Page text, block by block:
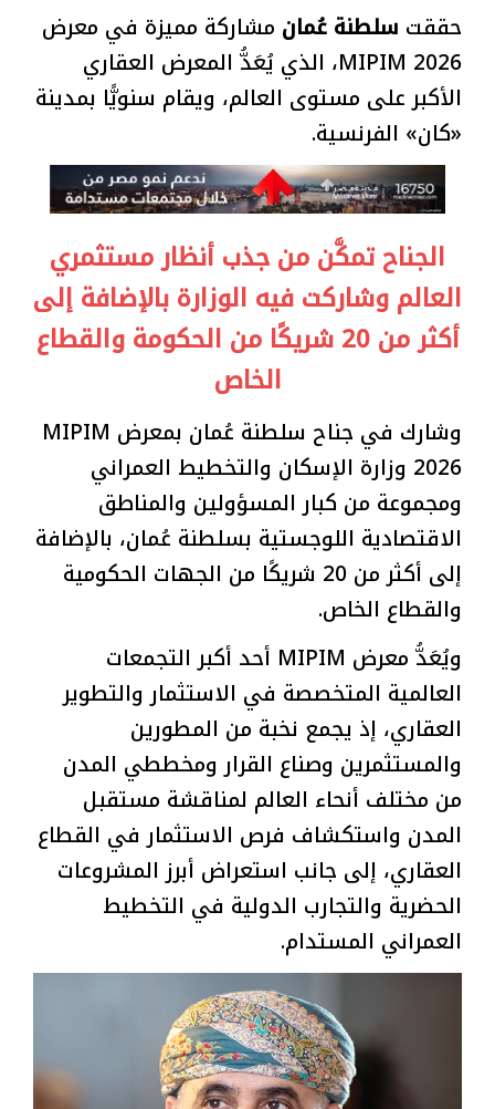
حققت سلطنة عُمان مشاركة مميزة في معرض
MIPIM 2026، الذي يُعَدُّ المعرض العقاري
الأكبر على مستوى العالم، ويقام سنويًّا بمدينة
«كان» الفرنسية.
الجناح تمكَّن من جذب أنظار مستثمري
العالم وشاركت فيه الوزارة بالإضافة إلى
أكثر من 20 شريكًا من الحكومة والقطاع
الخاص
وشارك في جناح سلطنة عُمان بمعرض MIPIM
2026 وزارة الإسكان والتخطيط العمراني
ومجموعة من كبار المسؤولين والمناطق
الاقتصادية اللوجستية بسلطنة عُمان، بالإضافة
إلى أكثر من 20 شريكًا من الجهات الحكومية
والقطاع الخاص.
ويُعَدُّ معرض MIPIM أحد أكبر التجمعات
العالمية المتخصصة في الاستثمار والتطوير
العقاري، إذ يجمع نخبة من المطورين
والمستثمرين وصناع القرار ومخططي المدن
من مختلف أنحاء العالم لمناقشة مستقبل
المدن واستكشاف فرص الاستثمار في القطاع
العقاري، إلى جانب استعراض أبرز المشروعات
الحضرية والتجارب الدولية في التخطيط
العمراني المستدام.